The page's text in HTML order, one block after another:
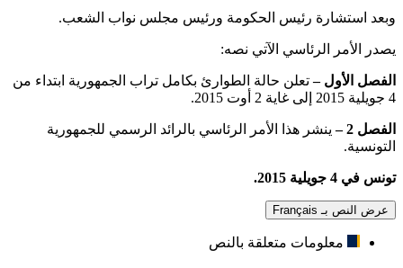
وبعد استشارة رئيس الحكومة ورئيس مجلس نواب الشعب.
يصدر الأمر الرئاسي الآتي نصه:
الفصل الأول –تعلن حالة الطوارئ بكامل تراب الجمهورية ابتداء من
4 جويلية 2015 إلى غاية 2 أوت 2015.
الفصل 2 –
ينشر هذا الأمر الرئاسي بالرائد الرسمي للجمهورية
التونسية.
تونس في 4 جويلية 2015.
عرض النص بـ Français
معلومات متعلقة بالنص